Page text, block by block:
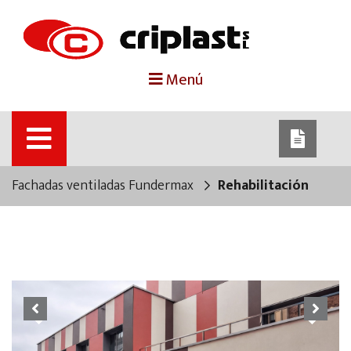
Menú
portada
criplast
trabajos destacados
contacto
Fachadas ventiladas Fundermax Rehabilitación
Previous Next